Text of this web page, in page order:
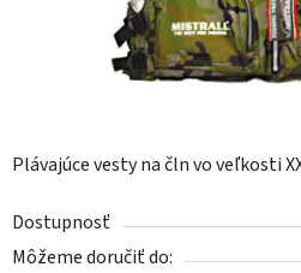
Plávajúce vesty na čln vo veľkosti
Dostupnosť
Môžeme doručiť do: